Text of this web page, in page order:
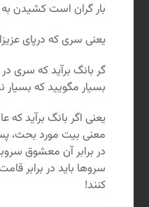
بار گران است کشیدن
یعنی سری که درپای
گر بانگ برآید که سری
بسیار مگویید که بسیار
یعنی اگر بانگ برآید
معنی بیت مورد بحث،
در برابر آن معشوق
سروها باید در برابر
کنند!